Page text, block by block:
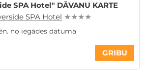
SPA Hotel" DĀVANU KARTE
SPA Hotel ★ ★ ★ ★
no iegādes datuma
GRIBU